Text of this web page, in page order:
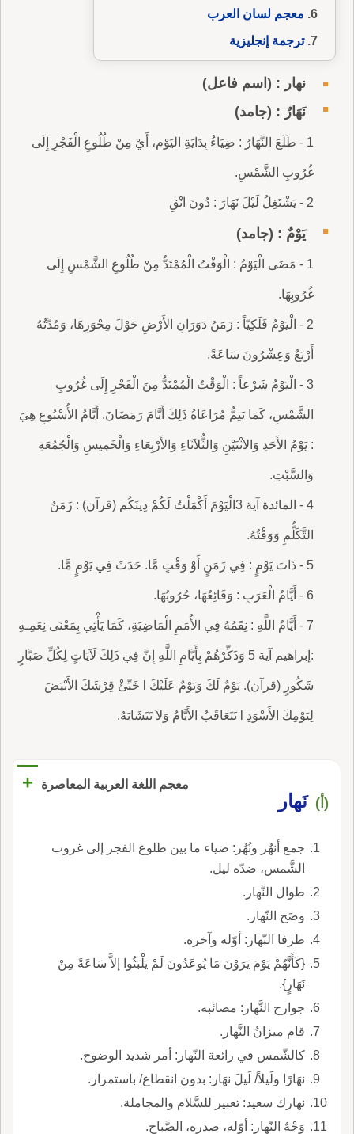
معجم لسان العرب
ترجمة إنجليزية
نهار : (اسم فاعل)
نَهَارٌ : (جامد)
1 - طَلَعَ النَّهَارُ : ضِيَاءُ بِدَايَةِ اليَوْم، أَيْ مِنْ طُلُوعِ الْفَجْرِ إِلَى
غُرُوبِ الشَّمْسِ.
2 - يَشْتَغِلُ لَيْلَ نَهَارَ : دُونَ انْقِ
يَوْمٌ : (جامد)
1 - مَضَى الْيَوْمُ : الْوَقْتُ الْمُمْتَدُّ مِنْ طُلُوعِ الشَّمْسِ إِلَى
غُرُوبِهَا.
2 - الْيَوْمُ فَلَكِيّاً : زَمَنُ دَوَرَانِ الأَرْضِ حَوْلَ مِحْوَرِهَا، وَمُدَّتُهُ
أَرْبَعٌ وَعِشْرُونَ سَاعَةً.
3 - الْيَوْمُ شَرْعاً : الْوَقْتُ الْمُمْتَدُّ مِنَ الْفَجْرِ إِلَى غُرُوبِ
الشَّمْسِ، كَمَا يَتِمُّ مُرَاعَاةُ ذَلِكَ أَيَّامَ رَمَضَانَ. أَيَّامُ الأُسْبُوعِ هِيَ
: يَوْمُ الأَحَدِ وَالاثْنَيْنِ وَالثُّلاَثَاءِ وَالأَرْبِعَاءِ وَالْخَمِيسِ وَالْجُمُعَةِ
وَالسَّبْتِ.
4 - المائدة آية 3الْيَوْمَ أَكْمَلْتُ لَكُمْ دِينَكُم (قرآن) : زَمَنُ
التَّكَلُّمِ وَوَقْتُهُ.
5 - ذَاتَ يَوْمٍ : فِي زَمَنٍ أَوْ وَقْتٍ مَّا. حَدَثَ فِي يَوْمٍ مَّا.
6 - أَيَّامُ الْعَرَبِ : وَقَائِعُهَا، حُرُوبُهَا.
7 - أَيَّامُ اللَّهِ : نِقَمُهُ فِي الأُمَمِ الْمَاضِيَةِ، كَمَا يَأْتِي بِمَعْنَى نِعَمِـهِ
:إبراهيم آية 5 وَذَكِّرْهُمْ بِأَيَّامِ اللَّهِ إِنَّ فِي ذَلِكَ لَآيَاتٍ لِكُلِّ صَبَّارٍ
شَكُورٍ (قرآن). يَوْمٌ لَكَ وَيَوْمٌ عَلَيْكَ l خَبِّئْ قِرْشَكَ الأَبْيَضَ
لِيَوْمِكَ الأَسْوَدِ l تَتَعَاقَبُ الأَيَّامُ وَلاَ تَتَشَابَهُ.
معجم اللغة العربية المعاصرة +
(أ) نَهار
جمع أنهُر ونُهُر: ضياء ما بين طلوع الفجر إلى غروب
الشَّمس، ضدّه ليل.
طوال النَّهار.
وضَح النّهار.
طرفا النّهار: أوّله وآخره.
{كَأَنَّهُمْ يَوْمَ يَرَوْنَ مَا يُوعَدُونَ لَمْ يَلْبَثُوا إلاَّ سَاعَةً مِنْ
نَهَارٍ}.
جوارح النَّهار: مصائبه.
قام ميزانُ النَّهار.
كالشّمس في رائعة النّهار: أمر شديد الوضوح.
نهَارًا ولَيلاً/ لَيلَ نهَار: بدون انقطاع/ باستمرار.
نهارك سعيد: تعبير للسَّلام والمجاملة.
وَجْهٌ النّهار: أوّله، صدره، الصَّباح.